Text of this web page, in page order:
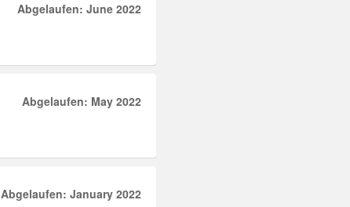
Abgelaufen: June 2022
Abgelaufen: May 2022
Abgelaufen: January 2022